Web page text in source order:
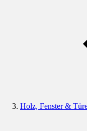
Holz, Fenster &